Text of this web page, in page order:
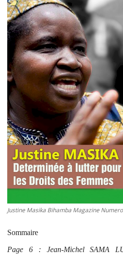
Justine Masika Bihamba Magazine
Sommaire
Page 6 : Jean-Michel SAMA